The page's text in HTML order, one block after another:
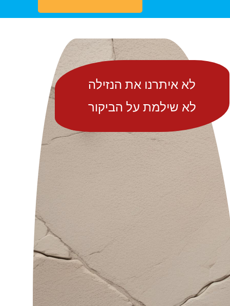
לא איתרנו את הנזילה
לא שילמת על הביקור